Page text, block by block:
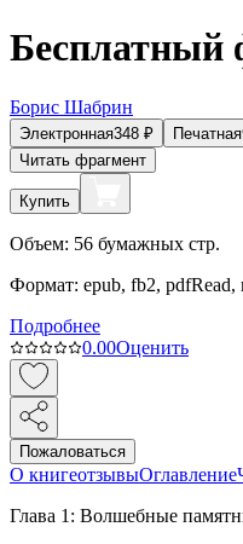
Бесплатный
Борис Шабрин
Электронная348 ₽ Печатная
Читать фрагмент
Купить
Объем: 56 бумажных стр.
Формат: epub, fb2, pdfRead,
Подробнее
0.00Оценить
Пожаловаться
О книгеотзывыОглавление
Глава 1: Волшебные